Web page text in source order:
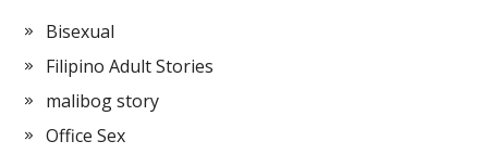
Bisexual
Filipino Adult Stories
malibog story
Office Sex